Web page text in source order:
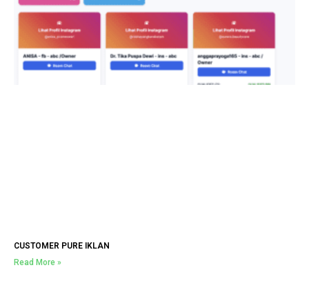
CUSTOMER PURE IKLAN
Read More »